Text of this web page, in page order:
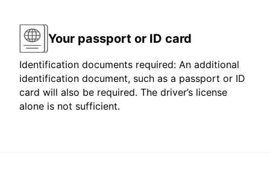
Your passport or ID card
Identification documents required: An additional
identification document, such as a passport or ID
card will also be required. The driver’s license
alone is not sufficient.